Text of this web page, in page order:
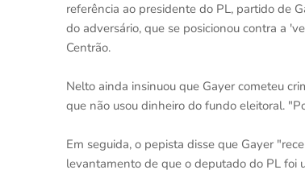
referência ao presidente do PL, partido de
do adversário, que se posicionou contra a
Centrão.
Nelto ainda insinuou que Gayer cometeu
que não usou dinheiro do fundo eleitoral.
Em seguida, o pepista disse que Gayer
levantamento de que o deputado do PL foi